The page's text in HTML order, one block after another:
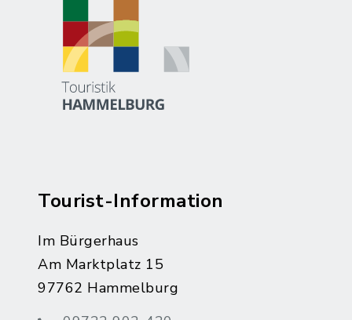
Tourist-Information
Im Bürgerhaus
Am Marktplatz 15
97762 Hammelburg